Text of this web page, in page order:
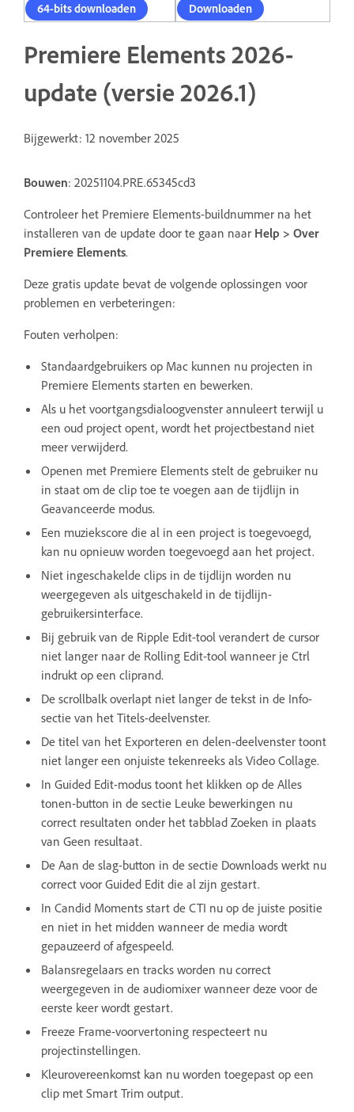
64-bits downloaden Downloaden
Premiere Elements 2026-
update (versie 2026.1)
Bijgewerkt: 12 november 2025
Bouwen: 20251104.PRE.65345cd3
Controleer het Premiere Elements-buildnummer na het
installeren van de update door te gaan naar Help > Over
Premiere Elements.
Deze gratis update bevat de volgende oplossingen voor
problemen en verbeteringen:
Fouten verholpen:
Standaardgebruikers op Mac kunnen nu projecten in
Premiere Elements starten en bewerken.
Als u het voortgangsdialoogvenster annuleert terwijl u
een oud project opent, wordt het projectbestand niet
meer verwijderd.
Openen met Premiere Elements stelt de gebruiker nu
in staat om de clip toe te voegen aan de tijdlijn in
Geavanceerde modus.
Een muziekscore die al in een project is toegevoegd,
kan nu opnieuw worden toegevoegd aan het project.
Niet ingeschakelde clips in de tijdlijn worden nu
weergegeven als uitgeschakeld in de tijdlijn-
gebruikersinterface.
Bij gebruik van de Ripple Edit-tool verandert de cursor
niet langer naar de Rolling Edit-tool wanneer je Ctrl
indrukt op een cliprand.
De scrollbalk overlapt niet langer de tekst in de Info-
sectie van het Titels-deelvenster.
De titel van het Exporteren en delen-deelvenster toont
niet langer een onjuiste tekenreeks als Video Collage.
In Guided Edit-modus toont het klikken op de Alles
tonen-button in de sectie Leuke bewerkingen nu
correct resultaten onder het tabblad Zoeken in plaats
van Geen resultaat.
De Aan de slag-button in de sectie Downloads werkt nu
correct voor Guided Edit die al zijn gestart.
In Candid Moments start de CTI nu op de juiste positie
en niet in het midden wanneer de media wordt
gepauzeerd of afgespeeld.
Balansregelaars en tracks worden nu correct
weergegeven in de audiomixer wanneer deze voor de
eerste keer wordt gestart.
Freeze Frame-voorvertoning respecteert nu
projectinstellingen.
Kleurovereenkomst kan nu worden toegepast op een
clip met Smart Trim output.